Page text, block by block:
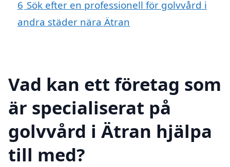
6 Sök efter en professionell för golvvård i
andra städer nära Ätran
Vad kan ett företag som
är specialiserat på
golvvård i Ätran hjälpa
till med?